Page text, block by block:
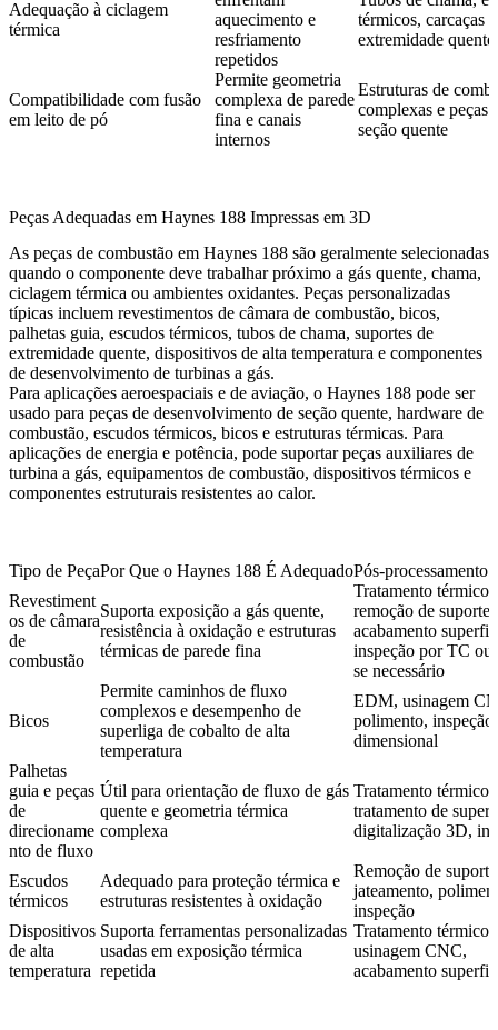
Adequação à ciclagem
térmica
aquecimento e
resfriamento
repetidos
térmicos, carcaças
extremidade quente
Compatibilidade com fusão
em leito de pó
Permite geometria
complexa de parede
fina e canais
internos
Estruturas de
complexas e peças
seção quente
Peças Adequadas em Haynes 188 Impressas em 3D
As peças de combustão em Haynes 188 são geralmente selecionadas
quando o componente deve trabalhar próximo a gás quente, chama,
ciclagem térmica ou ambientes oxidantes. Peças personalizadas
típicas incluem revestimentos de câmara de combustão, bicos,
palhetas guia, escudos térmicos, tubos de chama, suportes de
extremidade quente, dispositivos de alta temperatura e componentes
de desenvolvimento de turbinas a gás.
Para aplicações aeroespaciais e de aviação, o Haynes 188 pode ser
usado para peças de desenvolvimento de seção quente, hardware de
combustão, escudos térmicos, bicos e estruturas térmicas. Para
aplicações de energia e potência, pode suportar peças auxiliares de
turbina a gás, equipamentos de combustão, dispositivos térmicos e
componentes estruturais resistentes ao calor.
Tipo de PeçaPor Que o Haynes 188 É AdequadoPós-processamento
Revestiment
os de câmara
de
combustão
Suporta exposição a gás quente,
resistência à oxidação e estruturas
térmicas de parede fina
Tratamento térmico,
remoção de
acabamento
inspeção por TC ou
se necessário
Bicos
Permite caminhos de fluxo
complexos e desempenho de
superliga de cobalto de alta
temperatura
EDM, usinagem
polimento, inspeção
dimensional
Palhetas
guia e peças
de
direcioname
nto de fluxo
Útil para orientação de fluxo de gás
quente e geometria térmica
complexa
Tratamento térmico,
tratamento de
digitalização 3D,
Escudos
térmicos
Adequado para proteção térmica e
estruturas resistentes à oxidação
Remoção de
jateamento,
inspeção
Dispositivos
de alta
temperatura
Suporta ferramentas personalizadas
usadas em exposição térmica
repetida
Tratamento térmico,
usinagem CNC,
acabamento